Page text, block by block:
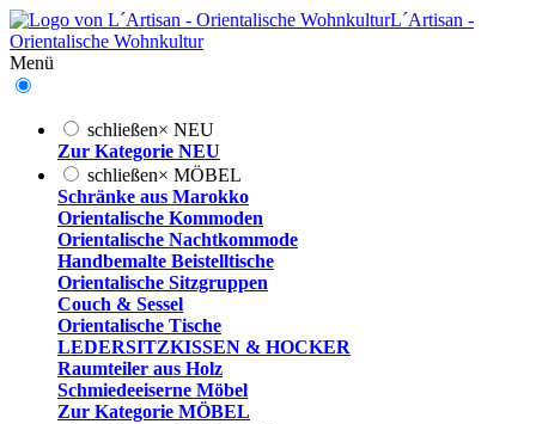
L´Artisan -
Orientalische Wohnkultur
Menü
schließen× NEU
Zur Kategorie NEU
schließen× MÖBEL
Schränke aus Marokko
Orientalische Kommoden
Orientalische Nachtkommode
Handbemalte Beistelltische
Orientalische Sitzgruppen
Couch & Sessel
Orientalische Tische
LEDERSITZKISSEN & HOCKER
Raumteiler aus Holz
Schmiedeeiserne Möbel
Zur Kategorie MÖBEL